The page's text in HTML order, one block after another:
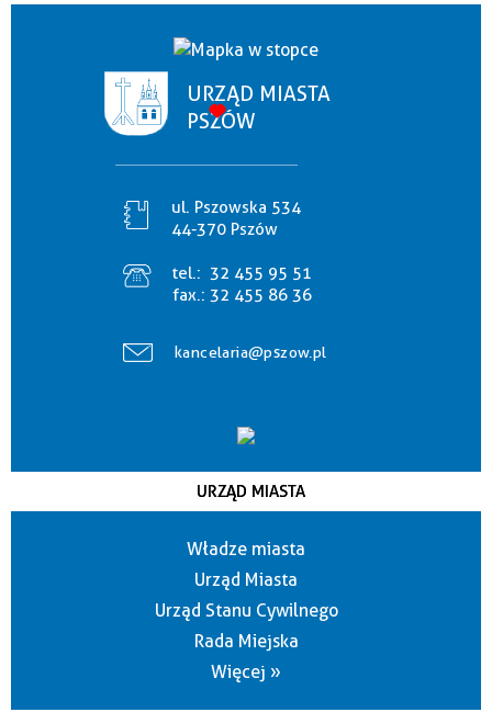
URZĄD MIASTA
PSZÓW
ul. Pszowska 534
44-370 Pszów
tel.: 32 455 95 51
fax.: 32 455 86 36
kancelaria@pszow.pl
URZĄD MIASTA
Władze miasta
Urząd Miasta
Urząd Stanu Cywilnego
Rada Miejska
Więcej »